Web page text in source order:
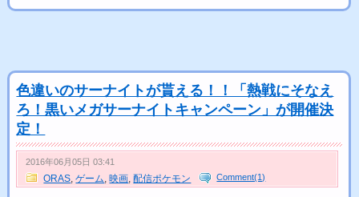
色違いのサーナイトが貰える！！「熱戦にそなえ
ろ！黒いメガサーナイトキャンペーン」が開催決
定！
2016年06月05日 03:41
ORAS,ゲーム,映画,配信ポケモン Comment(1)